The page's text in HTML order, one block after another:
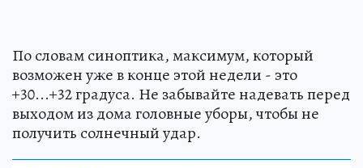
По словам синоптика, максимум, который
возможен уже в конце этой недели - это
+30...+32 градуса. Не забывайте надевать перед
выходом из дома головные уборы, чтобы не
получить солнечный удар.